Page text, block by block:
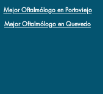
Mejor Oftalmólogo en Portoviejo
Mejor Oftalmólogo en Quevedo